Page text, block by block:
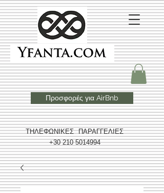
ΤΗΛΕΦΩΝΙΚΕΣ ΠΑΡΑΓΓΕΛΙΕΣ
+30 210 5014994
Προσφορές για AirBnb